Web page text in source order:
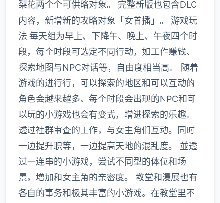
梨花两个个可供略对象。 完整新版也包含DLC
内容，新增新的攻略对象「女首播」。 游戏玩
法 每天组为早上、下降午、晚上、午夜四个时
段，每个时段可选定不同行动，如工作赚钱、
探索地图与NPC对话等，自由度相当高。 随着
游戏的进行行，可以探索的地区和可以互动的
角色会越来越多。每个时段会出现的NPC和可
以玩的小游戏也会有变式，增进探索的乐趣。
透过社群审查的工作，与女主角们互动。同时
一边提升职等，一边提高天地的混乱度。 並透
过一连串的小游戏，尝试不同型的体位和场
景，增加和女主角的亲密度。 教堂和漫展也有
各自的事务和极其丰富的小游戏。在教堂里不